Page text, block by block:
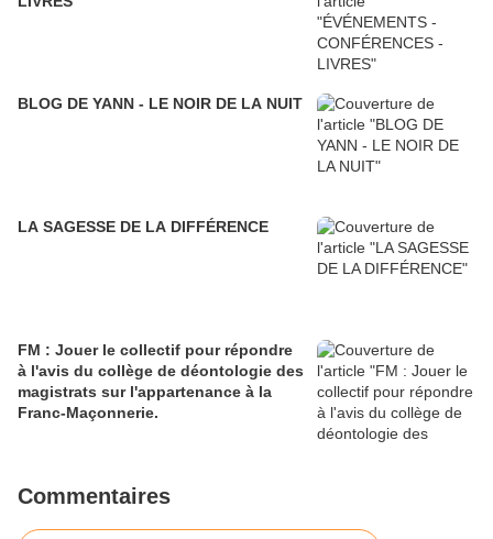
BLOG DE YANN - LE NOIR DE LA NUIT
LA SAGESSE DE LA DIFFÉRENCE
FM : Jouer le collectif pour répondre
à l'avis du collège de déontologie des
magistrats sur l'appartenance à la
Franc-Maçonnerie.
Commentaires